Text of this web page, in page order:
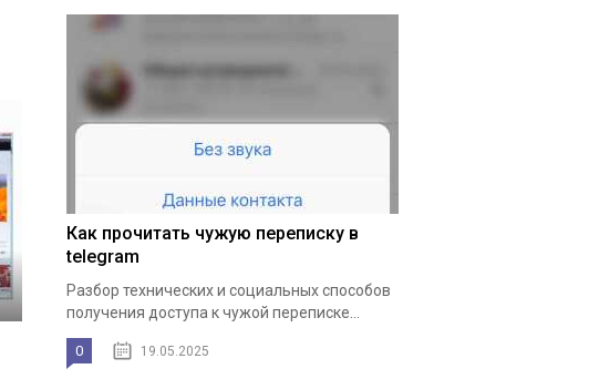
Как прочитать чужую переписку в
telegram
Разбор технических и социальных способов
получения доступа к чужой переписке...
0 19.05.2025